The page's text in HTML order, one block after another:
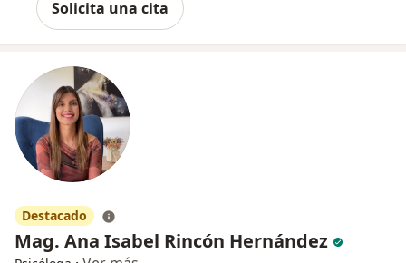
Solicita una cita
Destacado
Mag. Ana Isabel Rincón Hernández